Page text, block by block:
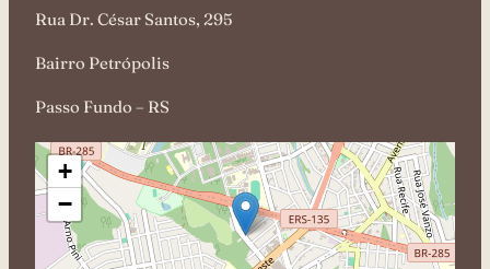
Rua Dr. César Santos, 295
Bairro Petrópolis
Passo Fundo – RS
+
−